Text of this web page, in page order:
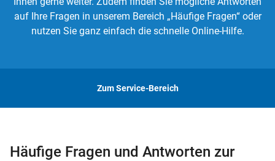
auf Ihre Fragen in unserem Bereich „Häufige Fragen“ oder
nutzen Sie ganz einfach die schnelle Online-Hilfe.
Zum Service-Bereich
Häufige Fragen und Antworten zur